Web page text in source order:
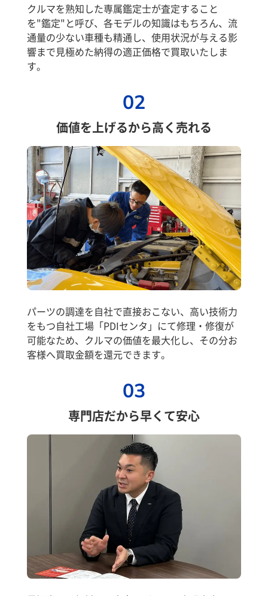
クルマを熟知した専属鑑定士が査定すること
を"鑑定"と呼び、各モデルの知識はもちろん、流
通量の少ない車種も精通し、使用状況が与える影
響まで見極めた納得の適正価格で買取いたしま
す。
02
価値を上げるから高く売れる
パーツの調達を自社で直接おこない、高い技術力
をもつ自社工場「PDIセンタ」にて修理・修復が
可能なため、クルマの価値を最大化し、その分お
客様へ買取金額を還元できます。
03
専門店だから早くて安心